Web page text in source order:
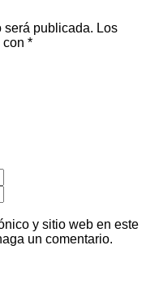
será publicada. Los
con *
y sitio web en este
un comentario.